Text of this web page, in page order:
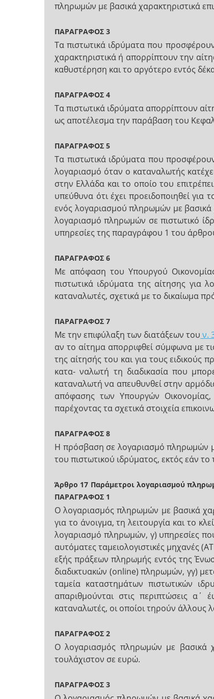
πληρωμών με βασικά χαρακτηριστικά
ΠΑΡΑΓΡΑΦΟΣ 3
Τα πιστωτικά ιδρύματα που
χαρακτηριστικά ή απορρίπτουν την
καθυστέρηση και το αργότερο εντός
ΠΑΡΑΓΡΑΦΟΣ 4
Τα πιστωτικά ιδρύματα απορρίπτουν
ως αποτέλεσμα την παράβαση του
ΠΑΡΑΓΡΑΦΟΣ 5
Τα πιστωτικά ιδρύματα που
λογαριασμό όταν ο καταναλωτής
στην Ελλάδα και το οποίο του
υπεύθυνα ότι έχει προειδοποιηθεί
ενός λογαριασμού πληρωμών με βασικά
λογαριασμό πληρωμών σε πιστωτικό
υπηρεσίες της παραγράφου 1 του
ΠΑΡΑΓΡΑΦΟΣ 6
Με απόφαση του Υπουργού
πιστωτικά ιδρύματα της αίτησης
καταναλωτές, σχετικά με το δικαίωμα
ΠΑΡΑΓΡΑΦΟΣ 7
Με την επιφύλαξη των διατάξεων του ν.
αν το αίτημα απορριφθεί σύμφωνα με
της αίτησής του και για τους
κατα- ναλωτή τη διαδικασία που
καταναλωτή να απευθυνθεί στην
απόφασης των Υπουργών Οικονομίας,
παρέχοντας τα σχετικά στοιχεία
ΠΑΡΑΓΡΑΦΟΣ 8
Η πρόσβαση σε λογαριασμό πληρωμών
του πιστωτικού ιδρύματος, εκτός εάν
Άρθρο 17 Παράμετροι λογαριασμού
ΠΑΡΑΓΡΑΦΟΣ 1
Ο λογαριασμός πληρωμών με βασικά
για το άνοιγμα, τη λειτουργία και το
λογαριασμό πληρωμών, γ) υπηρεσίες
αυτόματες ταμειολογιστικές μηχανές
εξής πράξεων πληρωμής εντός της
διαδικτυακών (online) πληρωμών, γγ)
ταμεία καταστημάτων πιστωτικών
απαριθμούνται στις περιπτώσεις
καταναλωτές, οι οποίοι τηρούν άλλους
ΠΑΡΑΓΡΑΦΟΣ 2
Ο λογαριασμός πληρωμών με βασικά
τουλάχιστον σε ευρώ.
ΠΑΡΑΓΡΑΦΟΣ 3